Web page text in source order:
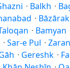
· Balkh ·
· Bāzārak
· Bamyan
· Sar-e Pul ·
· Gereshk ·